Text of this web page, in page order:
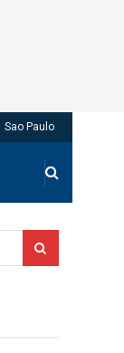
Sao Paulo